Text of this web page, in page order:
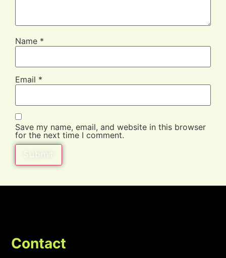
Name *
Email *
Save my name, email, and website in this browser
for the next time I comment.
Contact